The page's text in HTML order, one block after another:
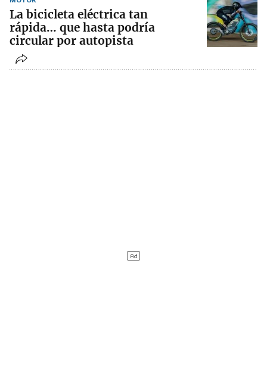
La bicicleta eléctrica tan
rápida… que hasta podría
circular por autopista